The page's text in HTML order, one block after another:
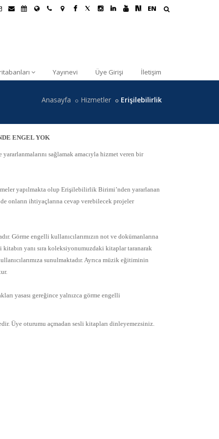
EN
Yayınevi Üye Girişi İletişim
Anasayfa Hizmetler Erişilebilirlik
ENGEL YOK
sağlamak amacıyla hizmet veren bir
yapılmakta olup Erişilebilirlik Birimi’nden yararlanan
onların ihtiyaçlarına cevap verebilecek projeler
engelli kullanıcılarımızın not ve dokümanlarına
yanı sıra koleksiyonumuzdaki kitaplar taranarak
sunulmaktadır. Ayrıca müzik eğitiminin
yasası gereğince yalnızca görme engelli
Üye oturumu açmadan sesli kitapları dinleyemezsiniz.